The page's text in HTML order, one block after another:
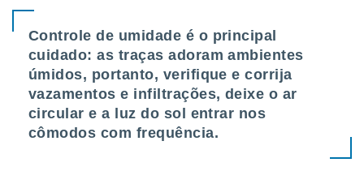
Controle de umidade é o principal
cuidado: as traças adoram ambientes
úmidos, portanto, verifique e corrija
vazamentos e infiltrações, deixe o ar
circular e a luz do sol entrar nos
cômodos com frequência.